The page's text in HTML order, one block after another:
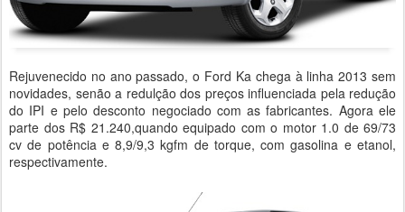
Rejuvenecido no ano passado, o Ford Ka chega à linha 2013 sem
novidades, senão a redulção dos preços influenciada pela redução
do IPI e pelo desconto negociado com as fabricantes. Agora ele
parte dos R$ 21.240,quando equipado com o motor 1.0 de 69/73
cv de potência e 8,9/9,3 kgfm de torque, com gasolina e etanol,
respectivamente.